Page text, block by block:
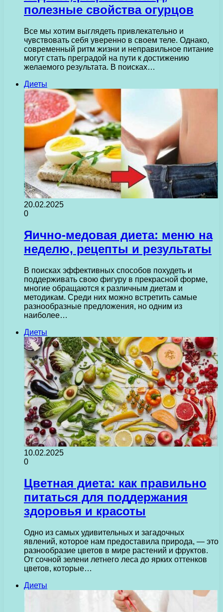
полезные свойства огурцов
Все мы хотим выглядеть привлекательно и
чувствовать себя уверенно в своем теле. Однако,
современный ритм жизни и неправильное питание
могут стать преградой на пути к достижению
желаемого результата. В поисках…
Диеты
20.02.2025
0
Яично-медовая диета: меню на
неделю, рецепты и результаты
В поисках эффективных способов похудеть и
поддерживать свою фигуру в прекрасной форме,
многие обращаются к различным диетам и
методикам. Среди них можно встретить самые
разнообразные предложения, но одним из
наиболее…
Диеты
10.02.2025
0
Цветная диета: как правильно
питаться для поддержания
здоровья и красоты
Одно из самых удивительных и загадочных
явлений, которое нам предоставила природа, — это
разнообразие цветов в мире растений и фруктов.
От сочной зелени летнего леса до ярких оттенков
цветов, которые…
Диеты